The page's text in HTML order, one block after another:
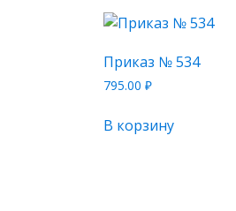
Приказ № 534
795.00 ₽
В корзину